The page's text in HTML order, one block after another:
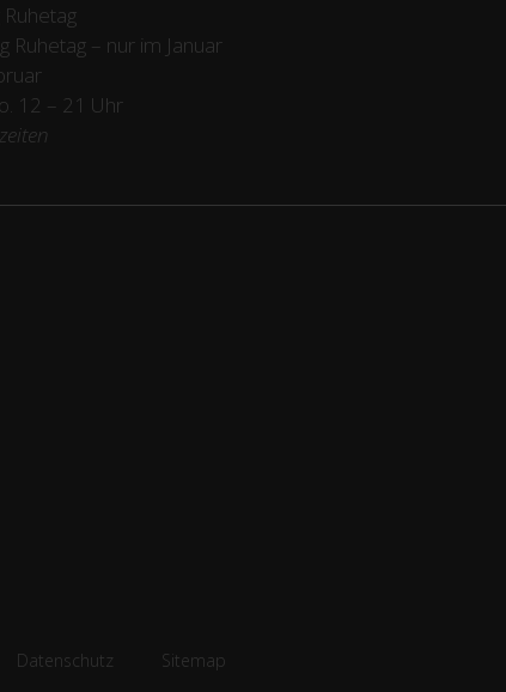
Ruhetag – nur im Januar
12 – 21 Uhr
Datenschutz Sitemap